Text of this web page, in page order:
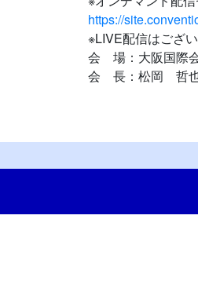
https://
※LIVE配信はござい
会 場：大阪国際
会 長：松岡 哲也